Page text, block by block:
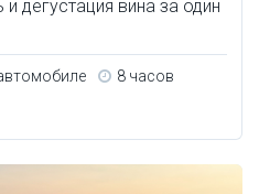
дегустация вина за один
8 часов